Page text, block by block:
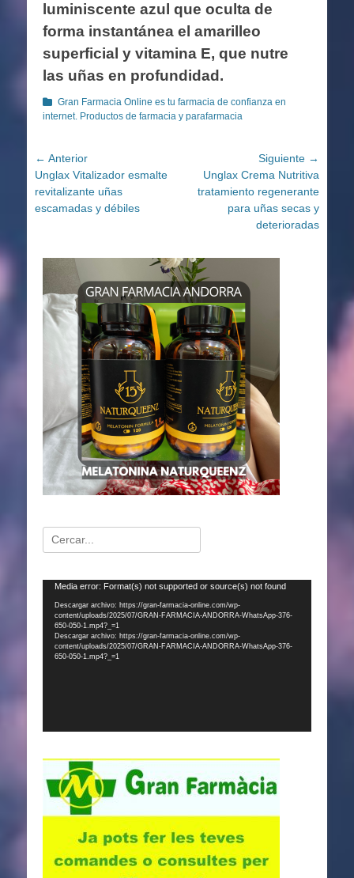
luminiscente azul que oculta de
forma instantánea el amarilleo
superficial y vitamina E, que nutre
las uñas en profundidad.
Categorías
Gran Farmacia Online es tu farmacia de confianza en
internet. Productos de farmacia y parafarmacia
Navegación
de
entradas
← Anterior
Entrada
anterior:
Unglax Vitalizador esmalte
revitalizante uñas
escamadas y débiles
Siguiente →
Entrada
siguiente:
Unglax Crema Nutritiva
tratamiento regenerante
para uñas secas y
deterioradas
Buscar:
Reproductor
vídeo
Media error: Format(s) not supported or source(s) not found
Descargar archivo: https://gran-farmacia-online.com/wp-
content/uploads/2025/07/GRAN-FARMACIA-ANDORRA-WhatsApp-376-
650-050-1.mp4?_=1
Descargar archivo: https://gran-farmacia-online.com/wp-
content/uploads/2025/07/GRAN-FARMACIA-ANDORRA-WhatsApp-376-
650-050-1.mp4?_=1